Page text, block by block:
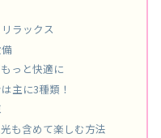
ラックス
っと快適に
主に3種類！
も含めて楽しむ方法